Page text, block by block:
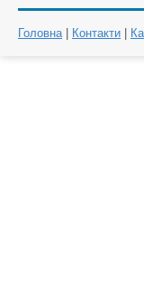
Головна| Контакти